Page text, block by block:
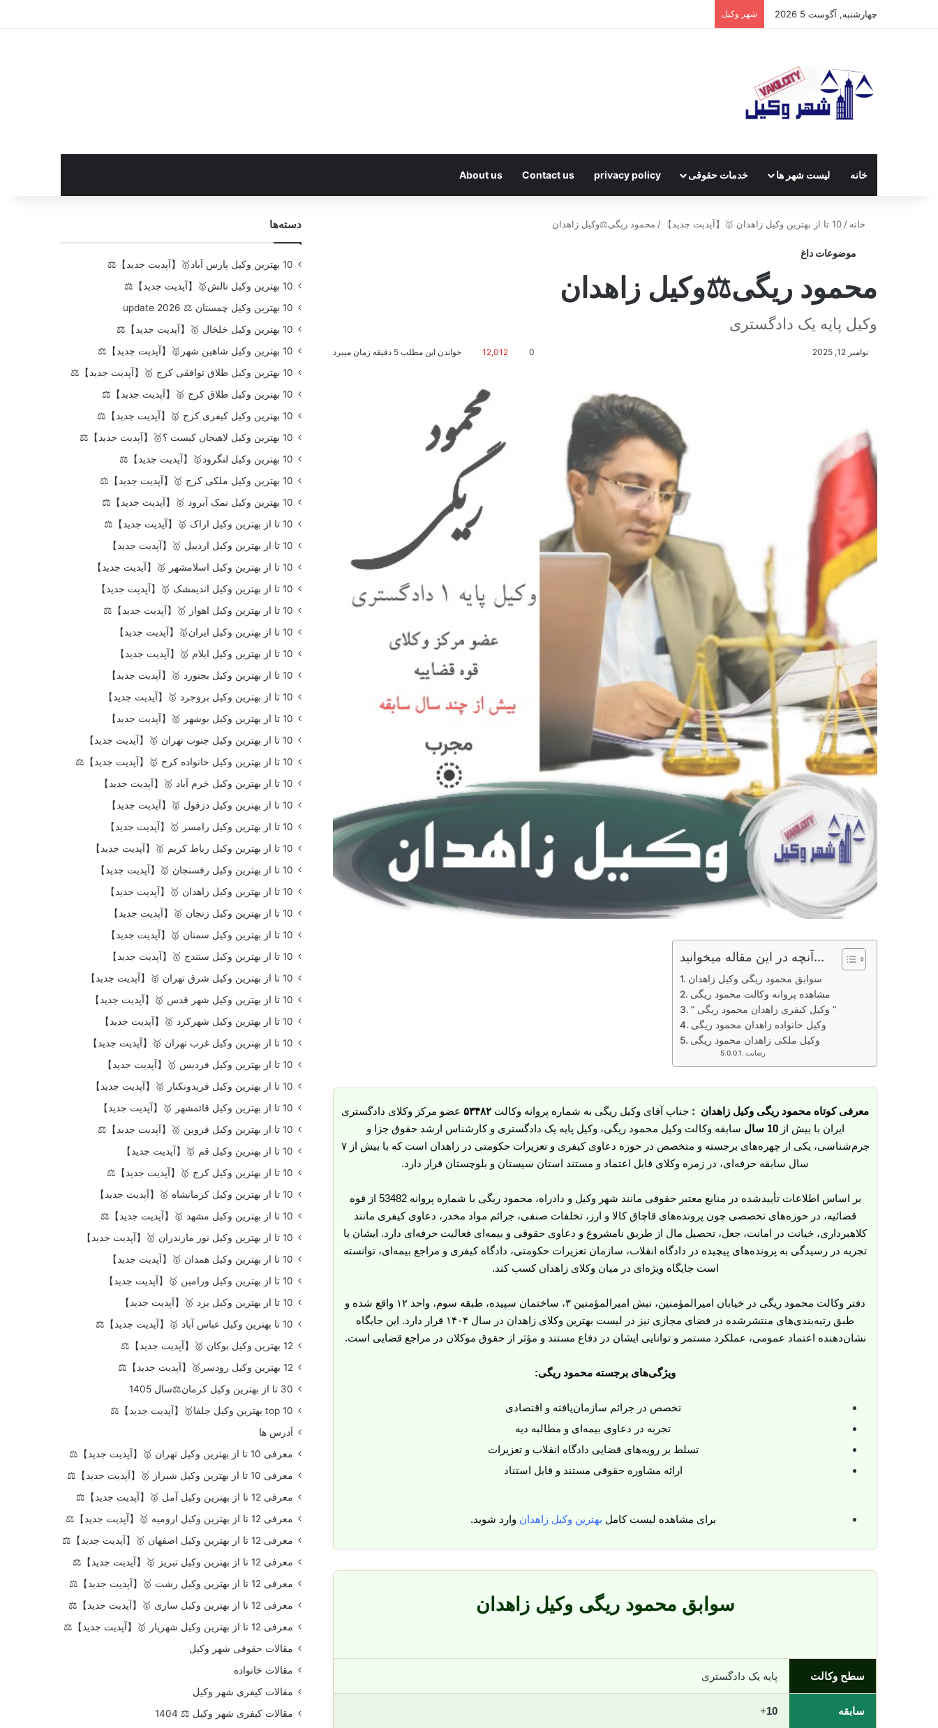
چهارشنبه, آگوست 5 2026 شهر وکیل
خانه لیست شهر ها خدمات حقوقی privacy policy
Contact us
About us
خانه / 10 تا از بهترین وکیل زاهدان 🥇【آپدیت جدید】 / محمود ریگی⚖️وکیل زاهدان
موضوعات داغ
محمود ریگی⚖️وکیل زاهدان
وکیل پایه یک دادگستری
نوامبر 12, 2025 0
12,012 خواندن این مطلب 5 دقیقه زمان میبرد
آنچه در این مقاله میخوانید...
سوابق محمود ریگی وکیل زاهدان
مشاهده پروانه وکالت محمود ریگی
” وکیل کیفری زاهدان محمود ریگی “
وکیل خانواده زاهدان محمود ریگی
وکیل ملکی زاهدان محمود ریگی
رضایت
معرفی کوتاه محمود ریگی وکیل زاهدان : جناب آقای وکیل ریگی به شماره پروانه وکالت ۵۳۴۸۲ عضو مرکز وکلای دادگستری
ایران با بیش از10 سال
سابقه وکالت وکیل محمود ریگی، وکیل پایه یک دادگستری و کارشناس ارشد حقوق جزا و
جرم‌شناسی، یکی از چهره‌های برجسته و متخصص در حوزه دعاوی کیفری و تعزیرات حکومتی در زاهدان است که با بیش از ۷
سال سابقه حرفه‌ای، در زمره وکلای قابل اعتماد و مستند استان سیستان و بلوچستان قرار دارد.
بر اساس اطلاعات تأییدشده در منابع معتبر حقوقی مانند شهر وکیل و دادراه
، محمود ریگی با شماره پروانه 53482 از قوه
قضائیه، در حوزه‌های تخصصی چون پرونده‌های قاچاق کالا و ارز، تخلفات صنفی، جرائم مواد مخدر، دعاوی کیفری مانند
کلاهبرداری، خیانت در امانت، جعل، تحصیل مال از طریق نامشروع و دعاوی حقوقی و بیمه‌ای فعالیت حرفه‌ای دارد. ایشان با
تجربه در رسیدگی به پرونده‌های پیچیده در دادگاه انقلاب، سازمان تعزیرات حکومتی، دادگاه کیفری و مراجع بیمه‌ای، توانسته
است جایگاه ویژه‌ای در میان وکلای زاهدان کسب کند.
دفتر وکالت محمود ریگی در خیابان امیرالمؤمنین، نبش امیرالمؤمنین ۳، ساختمان سپیده، طبقه سوم، واحد ۱۲ واقع شده و
طبق رتبه‌بندی‌های منتشرشده در فضای مجازی نیز در لیست بهترین وکلای زاهدان در سال ۱۴۰۴ قرار دارد. این جایگاه
نشان‌دهنده اعتماد عمومی، عملکرد مستمر و توانایی ایشان در دفاع مستند و مؤثر از حقوق موکلان در مراجع قضایی است.
ویژگی‌های برجسته محمود ریگی:
تخصص در جرائم سازمان‌یافته و اقتصادی
تجربه در دعاوی بیمه‌ای و مطالبه دیه
تسلط بر رویه‌های قضایی دادگاه انقلاب و تعزیرات
ارائه مشاوره حقوقی مستند و قابل استناد
برای مشاهده لیست کامل بهترین وکیل زاهدان وارد شوید.
سوابق محمود ریگی وکیل زاهدان
سطح وکالت پایه یک دادگستری
سابقه 10
+
دسته‌ها
10 بهترین وکیل پارس آباد🥇【آپدیت جدید】⚖️
10 بهترین وکیل تالش🥇【آپدیت جدید】⚖️
10 بهترین وکیل چمستان ⚖️ update 2026
10 بهترین وکیل خلخال 🥇【آپدیت جدید】⚖️
10 بهترین وکیل شاهین شهر🥇【آپدیت جدید】⚖️
10 بهترین وکیل طلاق توافقی کرج 🥇【آپدیت جدید】⚖️
10 بهترین وکیل طلاق کرج 🥇【آپدیت جدید】⚖️
10 بهترین وکیل کیفری کرج 🥇【آپدیت جدید】⚖️
10 بهترین وکیل لاهیجان کیست ؟🥇【آپدیت جدید】⚖️
10 بهترین وکیل لنگرود🥇【آپدیت جدید】⚖️
10 بهترین وکیل ملکی کرج 🥇【آپدیت جدید】⚖️
10 بهترین وکیل نمک آبرود 🥇【آپدیت جدید】⚖️
10 تا از بهترین وکیل اراک 🥇【آپدیت جدید】⚖️
10 تا از بهترین وکیل اردبیل 🥇【آپدیت جدید】
10 تا از بهترین وکیل اسلامشهر 🥇【آپدیت جدید】
10 تا از بهترین وکیل اندیمشک 🥇【آپدیت جدید】
10 تا از بهترین وکیل اهواز 🥇【آپدیت جدید】⚖️
10 تا از بهترین وکیل ایران🥇【آپدیت جدید】
10 تا از بهترین وکیل ایلام 🥇【آپدیت جدید】
10 تا از بهترین وکیل بجنورد 🥇【آپدیت جدید】
10 تا از بهترین وکیل بروجرد 🥇【آپدیت جدید】
10 تا از بهترین وکیل بوشهر 🥇【آپدیت جدید】
10 تا از بهترین وکیل جنوب تهران 🥇【آپدیت جدید】
10 تا از بهترین وکیل خانواده کرج 🥇【آپدیت جدید】⚖️
10 تا از بهترین وکیل خرم آباد 🥇【آپدیت جدید】
10 تا از بهترین وکیل دزفول 🥇【آپدیت جدید】
10 تا از بهترین وکیل رامسر 🥇【آپدیت جدید】
10 تا از بهترین وکیل رباط کریم 🥇【آپدیت جدید】
10 تا از بهترین وکیل رفسنجان 🥇【آپدیت جدید】
10 تا از بهترین وکیل زاهدان 🥇【آپدیت جدید】
10 تا از بهترین وکیل زنجان 🥇【آپدیت جدید】
10 تا از بهترین وکیل سمنان 🥇【آپدیت جدید】
10 تا از بهترین وکیل سنندج 🥇【آپدیت جدید】
10 تا از بهترین وکیل شرق تهران 🥇【آپدیت جدید】
10 تا از بهترین وکیل شهر قدس 🥇【آپدیت جدید】
10 تا از بهترین وکیل شهرکرد 🥇【آپدیت جدید】
10 تا از بهترین وکیل غرب تهران 🥇【آپدیت جدید】
10 تا از بهترین وکیل فردیس 🥇【آپدیت جدید】
10 تا از بهترین وکیل فریدونکنار 🥇【آپدیت جدید】
10 تا از بهترین وکیل قائمشهر 🥇【آپدیت جدید】
10 تا از بهترین وکیل قزوین 🥇【آپدیت جدید】⚖️
10 تا از بهترین وکیل قم 🥇【آپدیت جدید】
10 تا از بهترین وکیل کرج 🥇【آپدیت جدید】⚖️
10 تا از بهترین وکیل کرمانشاه 🥇【آپدیت جدید】
10 تا از بهترین وکیل مشهد 🥇【آپدیت جدید】⚖️
10 تا از بهترین وکیل نور مازندران 🥇【آپدیت جدید】
10 تا از بهترین وکیل همدان 🥇【آپدیت جدید】
10 تا از بهترین وکیل ورامین 🥇【آپدیت جدید】
10 تا از بهترین وکیل یزد 🥇【آپدیت جدید】
10 تا بهترین وکیل عباس آباد 🥇【آپدیت جدید】⚖️
12 بهترین وکیل بوکان 🥇【آپدیت جدید】⚖️
12 بهترین وکیل رودسر🥇【آپدیت جدید】⚖️
30 تا از بهترین وکیل کرمان⚖️سال 1405
top 10 بهترین وکیل جلفا🥇【آپدیت جدید】⚖️
آدرس ها
معرفی 10 تا از بهترین وکیل تهران 🥇【آپدیت جدید】⚖️
معرفی 10 تا از بهترین وکیل شیراز 🥇【آپدیت جدید】⚖️
معرفی 12 تا از بهترین وکیل آمل 🥇【آپدیت جدید】⚖️
معرفی 12 تا از بهترین وکیل ارومیه 🥇【آپدیت جدید】⚖️
معرفی 12 تا از بهترین وکیل اصفهان 🥇【آپدیت جدید】⚖️
معرفی 12 تا از بهترین وکیل تبریز 🥇【آپدیت جدید】⚖️
معرفی 12 تا از بهترین وکیل رشت 🥇【آپدیت جدید】⚖️
معرفی 12 تا از بهترین وکیل ساری 🥇【آپدیت جدید】⚖️
معرفی 12 تا از بهترین وکیل شهریار 🥇【آپدیت جدید】⚖️
مقالات حقوقی شهر وکیل
مقالات خانواده
مقالات کیفری شهر وکیل
مقالات کیفری شهر وکیل ⚖️ 1404